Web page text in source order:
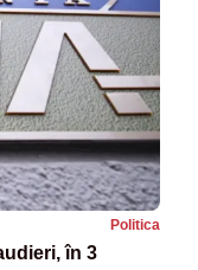
Politica
în 3